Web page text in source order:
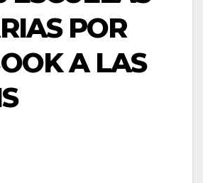
POR
A LAS